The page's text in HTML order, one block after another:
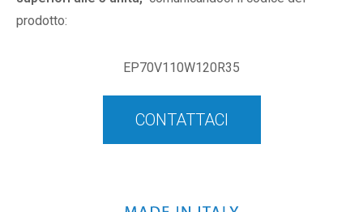
prodotto:
EP70V110W120R35
CONTATTACI